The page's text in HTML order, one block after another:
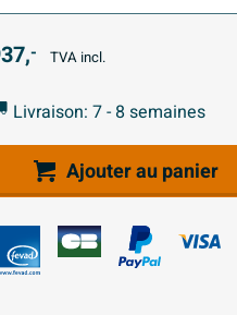
- TVA incl.
Livraison: 7 - 8 semaines
Ajouter au panier